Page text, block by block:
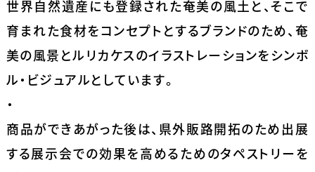
世界自然遺産にも登録された奄美の風土と、そこで
育まれた食材をコンセプトとするブランドのため、奄
美の風景とルリカケスのイラストレーションをシンボ
ル・ビジュアルとしています。
・
商品ができあがった後は、県外販路開拓のため出展
する展示会での効果を高めるためのタペストリーを